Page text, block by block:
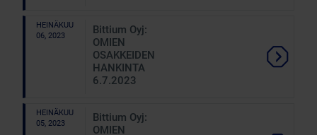
HEINÄKUU
06, 2023
Bittium Oyj:
OMIEN
OSAKKEIDEN
HANKINTA
6.7.2023
HEINÄKUU
05, 2023
Bittium Oyj:
OMIEN